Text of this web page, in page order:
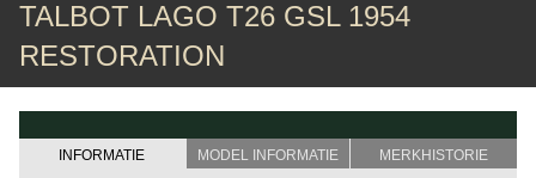
TALBOT LAGO T26 GSL 1954
RESTORATION
INFORMATIE MODEL INFORMATIE MERKHISTORIE